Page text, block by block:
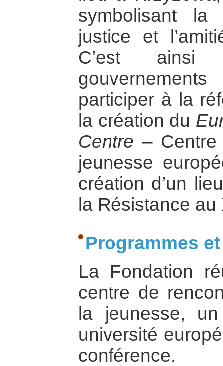
symbolisant la
justice et
C’est
participer à la
la création du
Centre –
jeunesse
création d’un
la Résistance
Programmes
La Fondation
centre de
la jeunesse,
université
conférence.